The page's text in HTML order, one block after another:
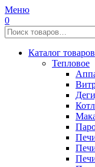
Меню
0
Каталог товаров
Тепловое